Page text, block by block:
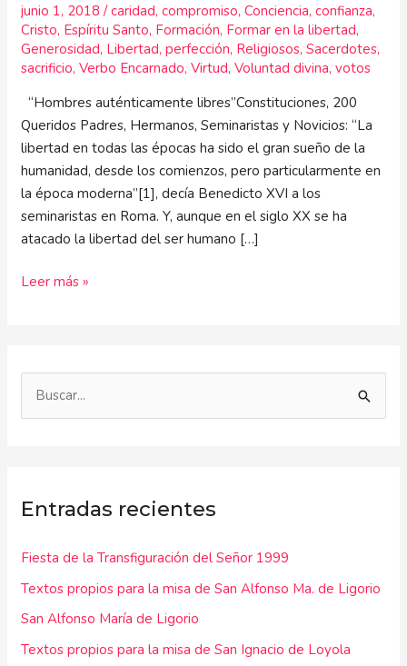
junio 1, 2018/caridad,compromiso,Conciencia,confianza,
Cristo, Espíritu Santo, Formación, Formar en la libertad,
Generosidad, Libertad,perfección, Religiosos,Sacerdotes,
sacrificio,Verbo Encarnado,Virtud,Voluntad divina,votos
“Hombres auténticamente libres”Constituciones, 200
Queridos Padres, Hermanos, Seminaristas y Novicios: “La
libertad en todas las épocas ha sido el gran sueño de la
humanidad, desde los comienzos, pero particularmente en
la época moderna”[1], decía Benedicto XVI a los
seminaristas en Roma. Y, aunque en el siglo XX se ha
atacado la libertad del ser humano […]
Leer más »
a
p
o
r
:
Entradas recientes
Fiesta de la Transfiguración del Señor 1999
Textos propios para la misa de San Alfonso Ma. de Ligorio
San Alfonso María de Ligorio
Textos propios para la misa de San Ignacio de Loyola